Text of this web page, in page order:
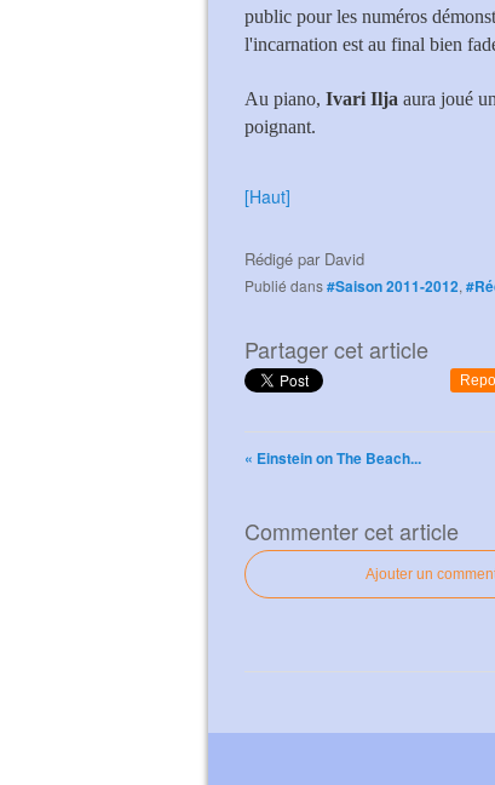
public pour les numéros
l'incarnation est au final bien
Au piano, Ivari Ilja aura joué
poignant.
[Haut]
Rédigé par David
Publié dans#Saison 2011-2012,
Partager cet article
« Einstein on The Beach...
Commenter cet article
Ajouter un